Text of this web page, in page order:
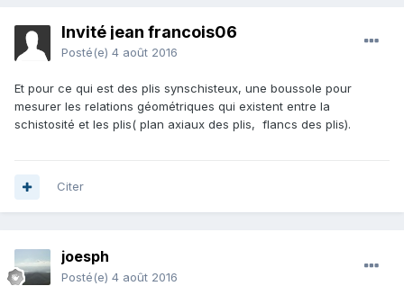
Invité jean francois06
Posté(e) 4 août 2016
Et pour ce qui est des plis synschisteux, une boussole pour
mesurer les relations géométriques qui existent entre la
schistosité et les plis( plan axiaux des plis, flancs des plis).
Citer
joesph
Posté(e) 4 août 2016